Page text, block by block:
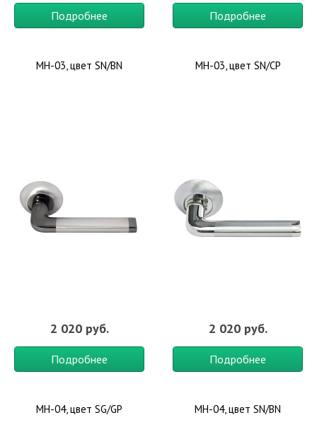
Подробнее Подробнее
MH-03, цвет SN/BN
2 020 руб.
Подробнее
MH-03, цвет SN/CP
2 020 руб.
Подробнее
MH-04, цвет SG/GP MH-04, цвет SN/BN